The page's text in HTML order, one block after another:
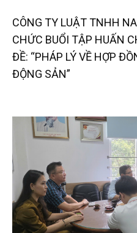
CÔNG TY LUẬT TNHH
CHỨC BUỔI TẬP HUẤN
ĐỀ: “PHÁP LÝ VỀ HỢP
ĐỘNG SẢN”